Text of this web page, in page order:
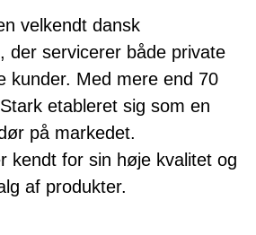
velkendt dansk
der servicerer både private
kunder. Med mere end 70
etableret sig som en
på markedet.
kendt for sin høje kvalitet og
af produkter.